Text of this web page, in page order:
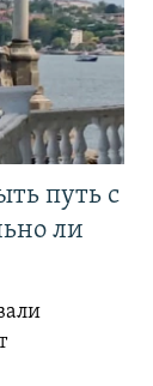
путь с
ли